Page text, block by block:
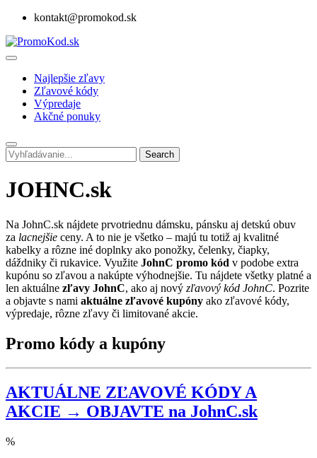
kontakt@promokod.sk
Najlepšie zľavy
Zľavové kódy
Výpredaje
Akčné ponuky
Search
JOHNC.sk
Na JohnC.sk nájdete prvotriednu dámsku, pánsku aj detskú obuv
za lacnejšie ceny. A to nie je všetko – majú tu totiž aj kvalitné
kabelky a rôzne iné doplnky ako ponožky, čelenky, čiapky,
dáždniky či rukavice. Využite JohnC promo kód v podobe extra
kupónu so zľavou a nakúpte výhodnejšie. Tu nájdete všetky platné a
len aktuálne zľavy JohnC, ako aj nový zľavový kód JohnC. Pozrite
a objavte s nami aktuálne zľavové kupóny ako zľavové kódy,
výpredaje, rôzne zľavy či limitované akcie.
Promo kódy a kupóny
AKTUÁLNE ZĽAVOVÉ KÓDY A
AKCIE → OBJAVTE na JohnC.sk
%